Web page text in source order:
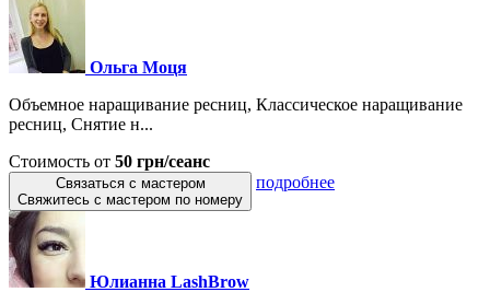
Ольга Моця
Объемное наращивание ресниц, Классическое наращивание
ресниц, Снятие н...
Стоимость от 50 грн/сеанс
Связаться с мастером
Свяжитесь с мастером по номеру
подробнее
Юлианна LashBrow